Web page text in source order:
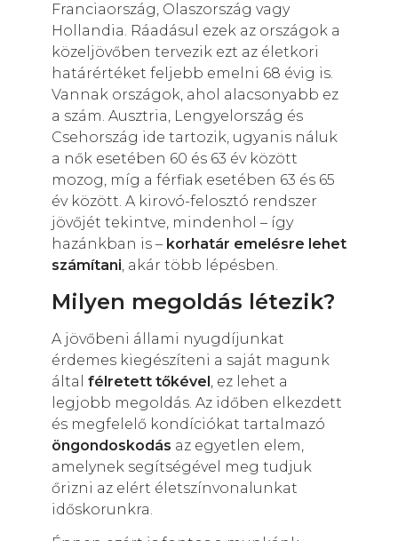
Franciaország, Olaszország vagy
Hollandia. Ráadásul ezek az országok a
közeljövőben tervezik ezt az életkori
határértéket feljebb emelni 68 évig is.
Vannak országok, ahol alacsonyabb ez
a szám. Ausztria, Lengyelország és
Csehország ide tartozik, ugyanis náluk
a nők esetében 60 és 63 év között
mozog, míg a férfiak esetében 63 és 65
év között. A kirovó-felosztó rendszer
jövőjét tekintve, mindenhol – így
hazánkban is – korhatár emelésre lehet
számítani, akár több lépésben.
Milyen megoldás létezik?
A jövőbeni állami nyugdíjunkat
érdemes kiegészíteni a saját magunk
által félretett tőkével, ez lehet a
legjobb megoldás. Az időben elkezdett
és megfelelő kondíciókat tartalmazó
öngondoskodás az egyetlen elem,
amelynek segítségével meg tudjuk
őrizni az elért életszínvonalunkat
időskorunkra.